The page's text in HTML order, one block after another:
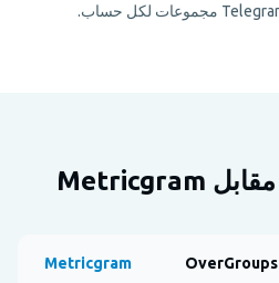
OverGroups
Metricgram